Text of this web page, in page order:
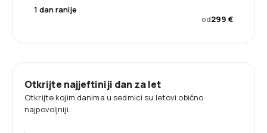
1 dan ranije
od299 €
Otkrijte najjeftiniji dan za let
Otkrijte kojim danima u sedmici su letovi obično
najpovoljniji.